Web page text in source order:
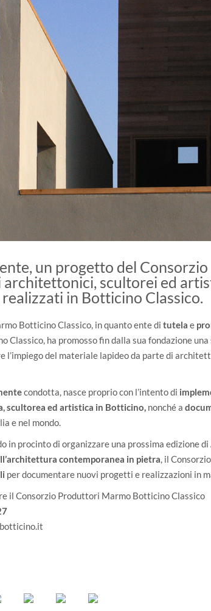
un progetto del
architettonici, scultorei ed
in Botticino Classico.
Botticino Classico, in quanto ente di tutela e
Classico, ha promosso fin dalla sua fondazione
l’impiego del materiale lapideo da parte di
condotta, nasce proprio con l’intento di
scultorea ed artistica in Botticino, nonché a
e nel mondo.
in procinto di organizzare una prossima edizione di
contemporanea in pietra, il
per documentare nuovi progetti e realizzazioni in
il Consorzio Produttori Marmo Botticino Classico
botticino.it